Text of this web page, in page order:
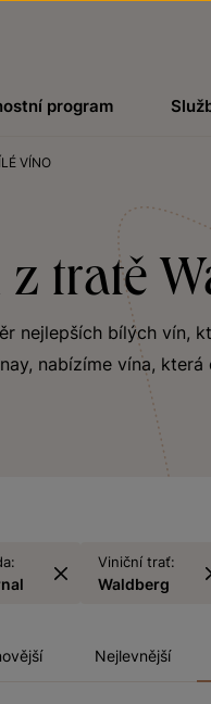
program
VÍNO
tratě
nejlepších bílých vín,
nabízíme vína,
Viniční trať:
Waldberg
Nejlevnější